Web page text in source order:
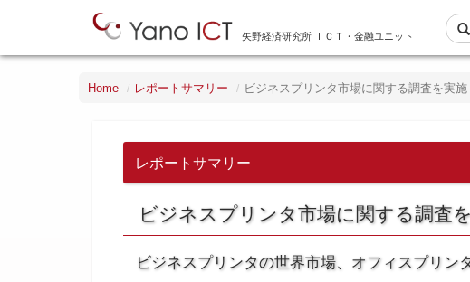
矢野経済研究所 ＩＣＴ・金融ユニット
Home レポートサマリー ビジネスプリンタ市場に関する調査を実
レポートサマリー
ビジネスプリンタ市場に関する調査
ビジネスプリンタの世界市場、オフィスプリン